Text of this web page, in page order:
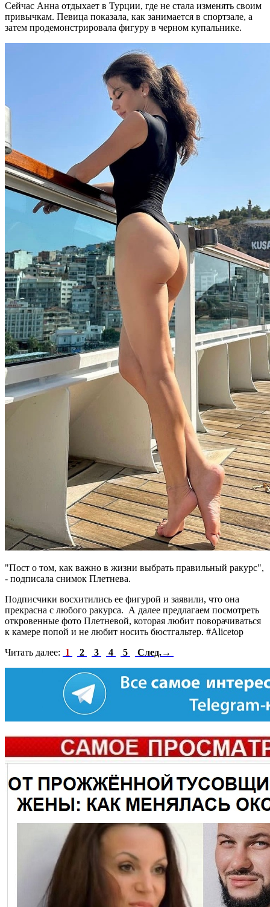
Сейчас Анна отдыхает в Турции, где не стала изменять своим
привычкам. Певица показала, как занимается в спортзале, а
затем продемонстрировала фигуру в черном купальнике.
"Пост о том, как важно в жизни выбрать правильный ракурс",
- подписала снимок Плетнева.
Подписчики восхитились ее фигурой и заявили, что она
прекрасна с любого ракурса. А далее предлагаем посмотреть
откровенные фото Плетневой, которая любит поворачиваться
к камере попой и не любит носить бюстгальтер. #Alicetop
Читать далее: 1 2 3 4 5 След.→